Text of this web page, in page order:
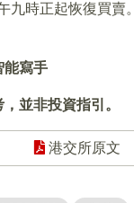
九時正起恢復買賣。
能寫手
並非投資指引。
港交所原文